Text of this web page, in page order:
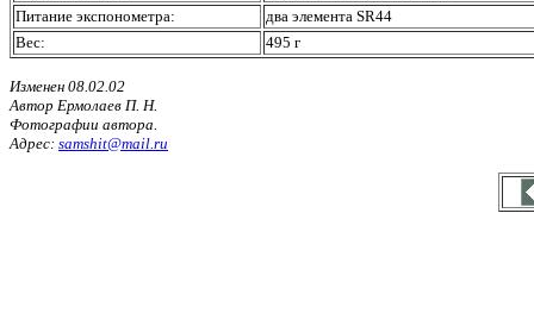
Питание экспонометра:
два элемента SR44
Вес:
495 г
Изменен 08.02.02
Автор Ермолаев П. Н.
Фотографии автора.
Адрес: samshit@mail.ru